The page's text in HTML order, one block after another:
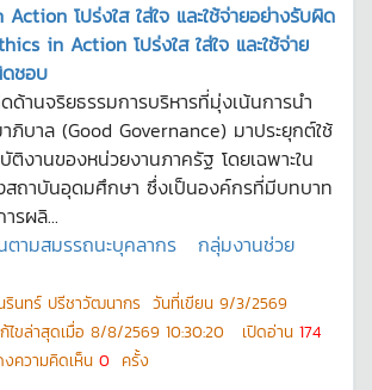
โปร่งใส ใส่ใจ และใช้จ่ายอย่างรับผิด
in Action โปร่งใส ใส่ใจ และใช้จ่าย
ชอบ
ด้านจริยธรรมการบริหารที่มุ่งเน้นการนำ
ภิบาล (Good Governance) มาประยุกต์ใช้
ติงานของหน่วยงานภาครัฐ โดยเฉพาะใน
สถาบันอุดมศึกษา ซึ่งเป็นองค์กรที่มีบทบาท
รผลิ...
ตามสมรรถนะบุคลากร
กลุ่มงานช่วย
รินทร์ ปรีชาวัฒนากร วันที่เขียน 9/3/2569
ไขล่าสุดเมื่อ 8/8/2569 10:30:20 เปิดอ่าน 174
ความคิดเห็น 0 ครั้ง